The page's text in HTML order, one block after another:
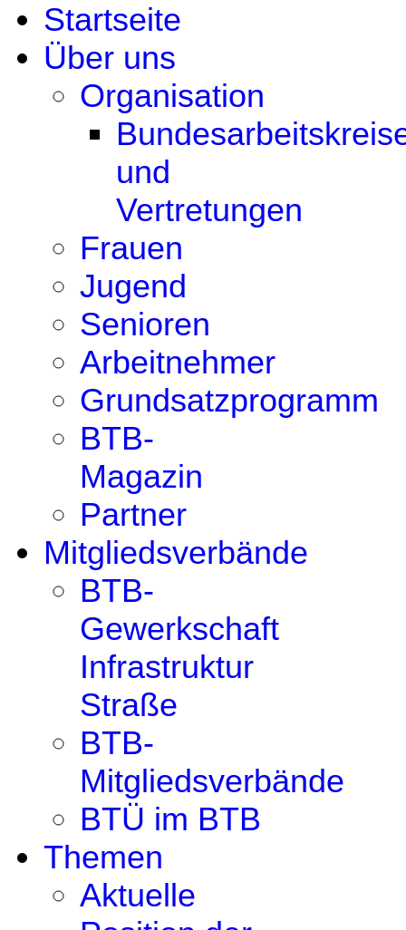
Startseite
Über uns
Organisation
und
Vertretungen
Frauen
Jugend
Senioren
Arbeitnehmer
Grundsatzprogramm
BTB-
Magazin
Partner
Mitgliedsverbände
BTB-
Gewerkschaft
Infrastruktur
Straße
BTB-
Mitgliedsverbände
BTÜ im BTB
Themen
Aktuelle